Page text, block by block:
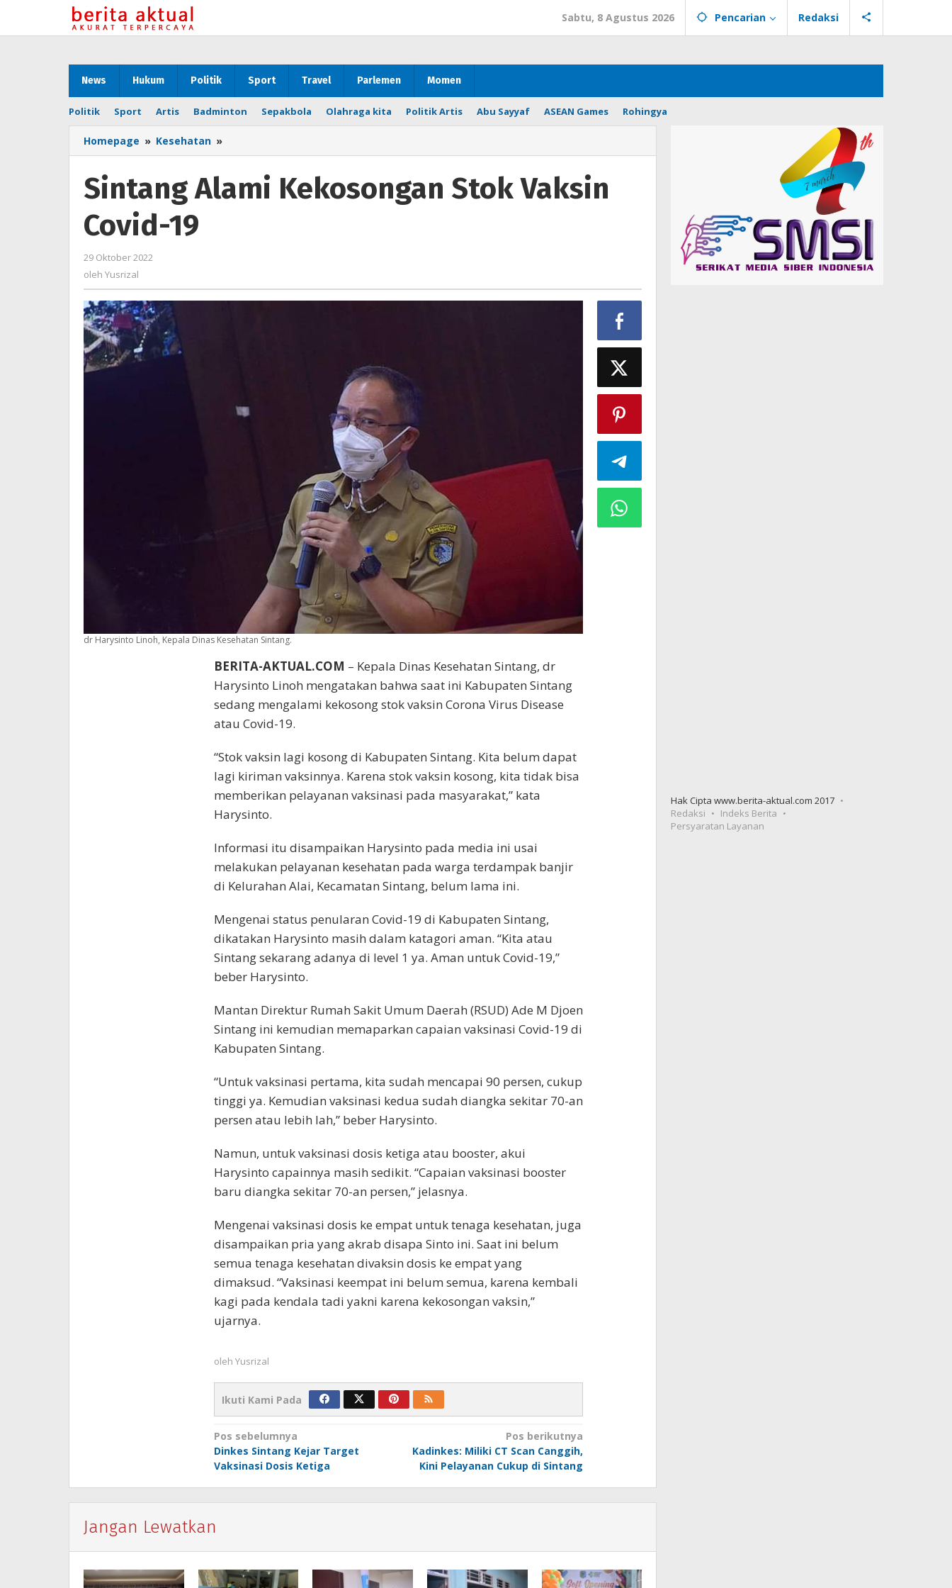
konten
Sabtu, 8 Agustus 2026 Pencarian Redaksi
News Hukum Politik Sport Travel Parlemen Momen
Politik Sport Artis Badminton Sepakbola Olahraga kita Politik Artis Abu Sayyaf ASEAN Games Rohingya
Homepage » Kesehatan »
Alami
Stok
Vaksin
Sintang Alami Kekosongan Stok Vaksin
Covid-19
29 Oktober 2022
oleh Yusrizal
dr Harysinto Linoh, Kepala Dinas Kesehatan Sintang.
BERITA-AKTUAL.COM – Kepala Dinas Kesehatan Sintang, dr
Harysinto Linoh mengatakan bahwa saat ini Kabupaten Sintang
sedang mengalami kekosong stok vaksin Corona Virus Disease
atau Covid-19.
“Stok vaksin lagi kosong di Kabupaten Sintang. Kita belum dapat
lagi kiriman vaksinnya. Karena stok vaksin kosong, kita tidak bisa
memberikan pelayanan vaksinasi pada masyarakat,” kata
Harysinto.
Informasi itu disampaikan Harysinto pada media ini usai
melakukan pelayanan kesehatan pada warga terdampak banjir
di Kelurahan Alai, Kecamatan Sintang, belum lama ini.
Mengenai status penularan Covid-19 di Kabupaten Sintang,
dikatakan Harysinto masih dalam katagori aman. “Kita atau
Sintang sekarang adanya di level 1 ya. Aman untuk Covid-19,”
beber Harysinto.
Mantan Direktur Rumah Sakit Umum Daerah (RSUD) Ade M Djoen
Sintang ini kemudian memaparkan capaian vaksinasi Covid-19 di
Kabupaten Sintang.
“Untuk vaksinasi pertama, kita sudah mencapai 90 persen, cukup
tinggi ya. Kemudian vaksinasi kedua sudah diangka sekitar 70-an
persen atau lebih lah,” beber Harysinto.
Namun, untuk vaksinasi dosis ketiga atau booster, akui
Harysinto capainnya masih sedikit. “Capaian vaksinasi booster
baru diangka sekitar 70-an persen,” jelasnya.
Mengenai vaksinasi dosis ke empat untuk tenaga kesehatan, juga
disampaikan pria yang akrab disapa Sinto ini. Saat ini belum
semua tenaga kesehatan divaksin dosis ke empat yang
dimaksud. “Vaksinasi keempat ini belum semua, karena kembali
kagi pada kendala tadi yakni karena kekosongan vaksin,”
ujarnya.
oleh Yusrizal
Ikuti Kami Pada
Navigasi
pos
Pos sebelumnya
Dinkes Sintang Kejar Target
Vaksinasi Dosis Ketiga
Pos berikutnya
Kadinkes: Miliki CT Scan Canggih,
Kini Pelayanan Cukup di Sintang
Jangan Lewatkan
Hak Cipta www.berita-aktual.com 2017
Redaksi
Indeks Berita
Persyaratan Layanan